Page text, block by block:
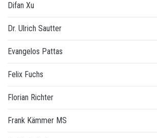
Difan Xu
Dr. Ulrich Sautter
Evangelos Pattas
Felix Fuchs
Florian Richter
Frank Kämmer MS